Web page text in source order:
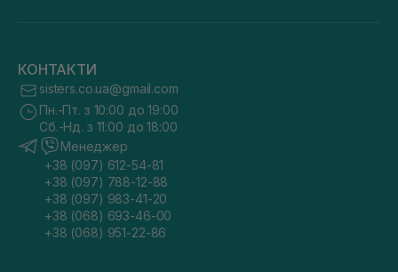
КОНТАКТИ
sisters.co.ua@gmail.com
Пн.-Пт. з 10:00 до 19:00
Сб.-Нд. з 11:00 до 18:00
Менеджер
+38 (097) 612-54-81
+38 (097) 788-12-88
+38 (097) 983-41-20
+38 (068) 693-46-00
+38 (068) 951-22-86